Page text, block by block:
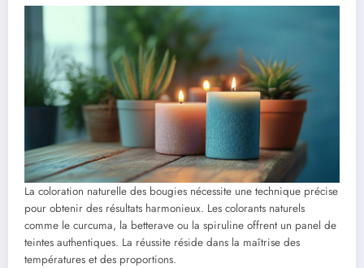
La coloration naturelle des bougies nécessite une technique précise
pour obtenir des résultats harmonieux. Les colorants naturels
comme le curcuma, la betterave ou la spiruline offrent un panel de
teintes authentiques. La réussite réside dans la maîtrise des
températures et des proportions.